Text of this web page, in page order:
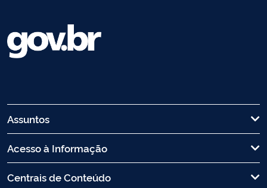
Assuntos
Acesso à Informação
Centrais de Conteúdo